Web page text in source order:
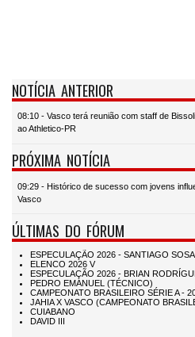
NOTÍCIA ANTERIOR
08:10 - Vasco terá reunião com staff de
ao Athletico-PR
PRÓXIMA NOTÍCIA
09:29 - Histórico de sucesso com jovens
Vasco
ÚLTIMAS DO FÓRUM